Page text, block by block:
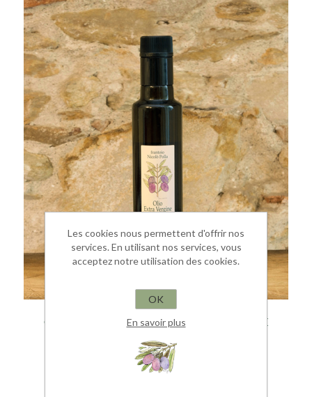
OLIO EXTRA VERGINE DI OLIVA SELEZIONE
100% italiano estratto a freddo 0.25 L
€ 6,60
Les cookies nous permettent d'offrir nos
services. En utilisant nos services, vous
acceptez notre utilisation des cookies.
OK
En savoir plus